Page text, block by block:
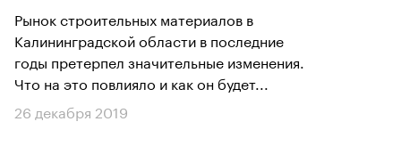
Рынок строительных материалов в
Калининградской области в последние
годы претерпел значительные изменения.
Что на это повлияло и как он будет...
26 декабря 2019